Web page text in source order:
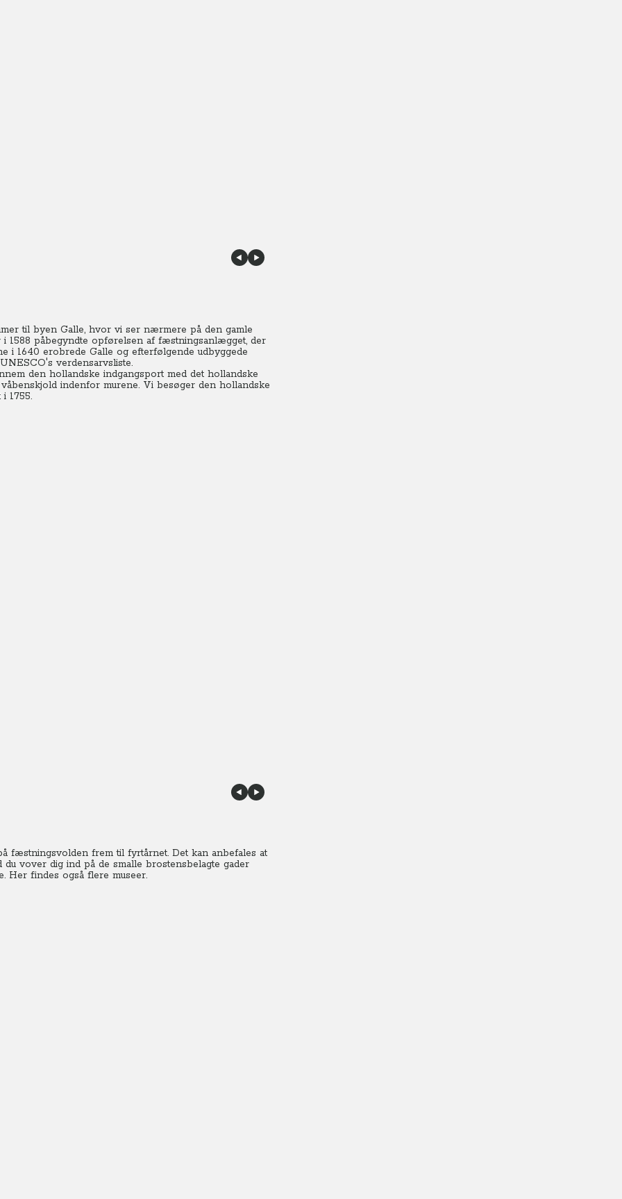
til byen Galle, hvor vi ser nærmere på den gamle
1588 påbegyndte opførelsen af fæstningsanlægget, der
i 1640 erobrede Galle og efterfølgende udbyggede
verdensarvsliste.
den hollandske indgangsport med det hollandske
indenfor murene. Vi besøger den hollandske
1755.
fæstningsvolden frem til fyrtårnet. Det kan anbefales at
vover dig ind på de smalle brostensbelagte gader
Her findes også flere museer.